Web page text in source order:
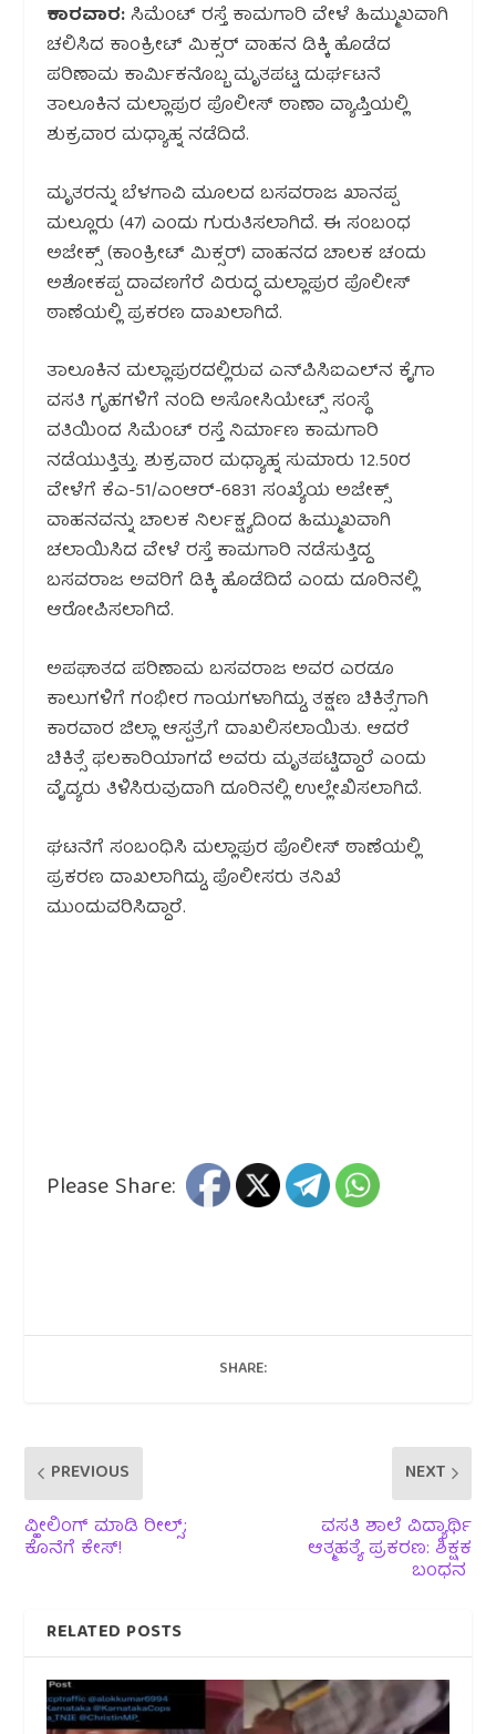
ಕಾರವಾರ:ಸಿಮೆಂಟ್ ರಸ್ತೆ ಕಾಮಗಾರಿ ವೇಳೆ ಹಿಮ್ಮುಖವಾಗಿ
ಚಲಿಸಿದ ಕಾಂಕ್ರೀಟ್ ಮಿಕ್ಸರ್ ವಾಹನ ಡಿಕ್ಕಿ ಹೊಡೆದ
ಪರಿಣಾಮ ಕಾರ್ಮಿಕನೊಬ್ಬ ಮೃತಪಟ್ಟ ದುರ್ಘಟನೆ
ತಾಲೂಕಿನ ಮಲ್ಲಾಪುರ ಪೊಲೀಸ್ ಠಾಣಾ ವ್ಯಾಪ್ತಿಯಲ್ಲಿ
ಶುಕ್ರವಾರ ಮಧ್ಯಾಹ್ನ ನಡೆದಿದೆ.
ಮೃತರನ್ನು ಬೆಳಗಾವಿ ಮೂಲದ ಬಸವರಾಜ ಖಾನಪ್ಪ
ಮಲ್ಲೂರು (47) ಎಂದು ಗುರುತಿಸಲಾಗಿದೆ. ಈ ಸಂಬಂಧ
ಅಜೇಕ್ಸ್ (ಕಾಂಕ್ರೀಟ್ ಮಿಕ್ಸರ್) ವಾಹನದ ಚಾಲಕ ಚಂದು
ಅಶೋಕಪ್ಪ ದಾವಣಗೆರೆ ವಿರುದ್ಧ ಮಲ್ಲಾಪುರ ಪೊಲೀಸ್
ಠಾಣೆಯಲ್ಲಿ ಪ್ರಕರಣ ದಾಖಲಾಗಿದೆ.
ತಾಲೂಕಿನ ಮಲ್ಲಾಪುರದಲ್ಲಿರುವ ಎನ್‌ಪಿಸಿಐಎಲ್‌ನ ಕೈಗಾ
ವಸತಿ ಗೃಹಗಳಿಗೆ ನಂದಿ ಅಸೋಸಿಯೇಟ್ಸ್ ಸಂಸ್ಥೆ
ವತಿಯಿಂದ ಸಿಮೆಂಟ್ ರಸ್ತೆ ನಿರ್ಮಾಣ ಕಾಮಗಾರಿ
ನಡೆಯುತ್ತಿತ್ತು. ಶುಕ್ರವಾರ ಮಧ್ಯಾಹ್ನ ಸುಮಾರು 12.50ರ
ವೇಳೆಗೆ ಕೆಎ-51/ಎಂಆರ್-6831 ಸಂಖ್ಯೆಯ ಅಜೇಕ್ಸ್
ವಾಹನವನ್ನು ಚಾಲಕ ನಿರ್ಲಕ್ಷ್ಯದಿಂದ ಹಿಮ್ಮುಖವಾಗಿ
ಚಲಾಯಿಸಿದ ವೇಳೆ ರಸ್ತೆ ಕಾಮಗಾರಿ ನಡೆಸುತ್ತಿದ್ದ
ಬಸವರಾಜ ಅವರಿಗೆ ಡಿಕ್ಕಿ ಹೊಡೆದಿದೆ ಎಂದು ದೂರಿನಲ್ಲಿ
ಆರೋಪಿಸಲಾಗಿದೆ.
ಅಪಘಾತದ ಪರಿಣಾಮ ಬಸವರಾಜ ಅವರ ಎರಡೂ
ಕಾಲುಗಳಿಗೆ ಗಂಭೀರ ಗಾಯಗಳಾಗಿದ್ದು, ತಕ್ಷಣ ಚಿಕಿತ್ಸೆಗಾಗಿ
ಕಾರವಾರ ಜಿಲ್ಲಾ ಆಸ್ಪತ್ರೆಗೆ ದಾಖಲಿಸಲಾಯಿತು. ಆದರೆ
ಚಿಕಿತ್ಸೆ ಫಲಕಾರಿಯಾಗದೆ ಅವರು ಮೃತಪಟ್ಟಿದ್ದಾರೆ ಎಂದು
ವೈದ್ಯರು ತಿಳಿಸಿರುವುದಾಗಿ ದೂರಿನಲ್ಲಿ ಉಲ್ಲೇಖಿಸಲಾಗಿದೆ.
ಘಟನೆಗೆ ಸಂಬಂಧಿಸಿ ಮಲ್ಲಾಪುರ ಪೊಲೀಸ್ ಠಾಣೆಯಲ್ಲಿ
ಪ್ರಕರಣ ದಾಖಲಾಗಿದ್ದು, ಪೊಲೀಸರು ತನಿಖೆ
ಮುಂದುವರಿಸಿದ್ದಾರೆ.
Please Share:
SHARE:
PREVIOUS
ವ್ಹೀಲಿಂಗ್ ಮಾಡಿ ರೀಲ್ಸ್;
ಕೊನೆಗೆ ಕೇಸ್!
NEXT
ವಸತಿ ಶಾಲೆ ವಿದ್ಯಾರ್ಥಿ
ಆತ್ಮಹತ್ಯೆ ಪ್ರಕರಣ: ಶಿಕ್ಷಕ
ಬಂಧನ
RELATED POSTS